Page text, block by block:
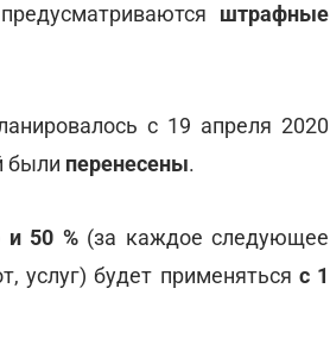
штрафные
с 19 апреля 2020
были перенесены.
и 50 %(за каждое следующее
услуг) будет применяться с 1